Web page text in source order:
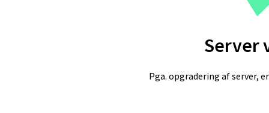
Server
Pga. opgradering af server,